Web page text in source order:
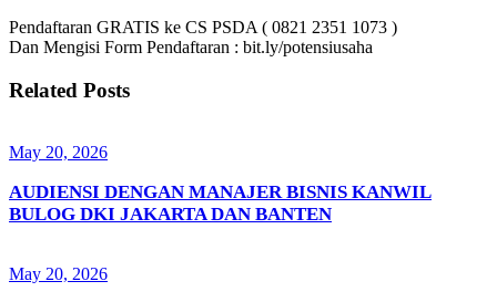
Pendaftaran GRATIS ke CS PSDA ( 0821 2351 1073 )
Dan Mengisi Form Pendaftaran : bit.ly/potensiusaha
Related Posts
May 20, 2026
AUDIENSI DENGAN MANAJER BISNIS KANWIL
BULOG DKI JAKARTA DAN BANTEN
May 20, 2026